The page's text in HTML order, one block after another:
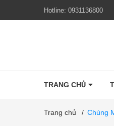
Hotline: 0931136800
TRANG CHỦ
Trang chủ / Chúng